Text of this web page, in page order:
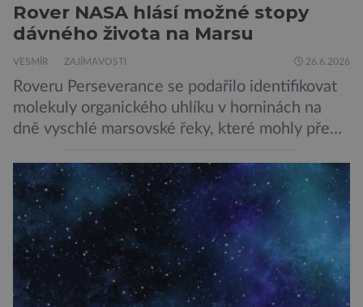
Rover NASA hlásí možné stopy
dávného života na Marsu
VESMÍR ZAJÍMAVOSTI 26.6.2026
Roveru Perseverance se podařilo identifikovat
molekuly organického uhlíku v horninách na
dně vyschlé marsovské řeky, které mohly před
Svědčí snad o dávném životě na planetě?
Měření provedená přístrojem Sherloc,
umístěném na roveru Perseverance,
identifikovala organický uhlík v jílovcích z
výchozů, což jsou vyhaslé podzemní lávové
proudy vystupující na povrch, sopky […]